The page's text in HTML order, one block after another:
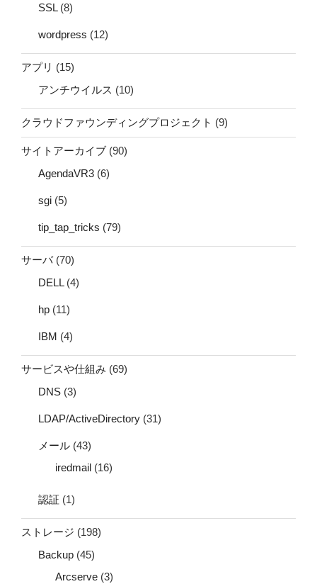
SSL(8)
wordpress (12)
アプリ (15)
アンチウイルス (10)
クラウドファウンディングプロジェクト (9)
サイトアーカイブ (90)
AgendaVR3 (6)
sgi (5)
tip_tap_tricks (79)
サーバ(70)
DELL(4)
hp (11)
IBM (4)
サービスや仕組み (69)
DNS (3)
LDAP/ActiveDirectory (31)
メール (43)
iredmail (16)
認証 (1)
ストレージ (198)
Backup (45)
Arcserve (3)